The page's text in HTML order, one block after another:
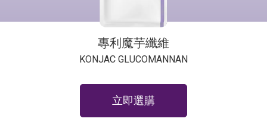
專利魔芋纖維
KONJAC GLUCOMANNAN
立即選購